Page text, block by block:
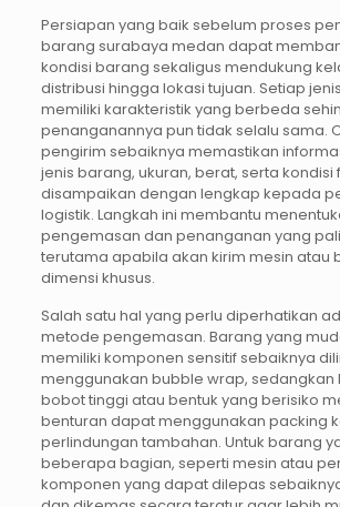
Persiapan yang baik sebelum proses
barang surabaya medan dapat
kondisi barang sekaligus mendukung
distribusi hingga lokasi tujuan. Setiap
memiliki karakteristik yang berbeda
penanganannya pun tidak selalu sama.
pengirim sebaiknya memastikan
jenis barang, ukuran, berat, serta kondisi
disampaikan dengan lengkap kepada
logistik. Langkah ini membantu
pengemasan dan penanganan yang
terutama apabila akan kirim mesin atau
dimensi khusus.
Salah satu hal yang perlu diperhatikan
metode pengemasan. Barang yang
memiliki komponen sensitif sebaiknya
menggunakan bubble wrap,
bobot tinggi atau bentuk yang berisiko
benturan dapat menggunakan packing
perlindungan tambahan. Untuk barang
beberapa bagian, seperti mesin atau
komponen yang dapat dilepas